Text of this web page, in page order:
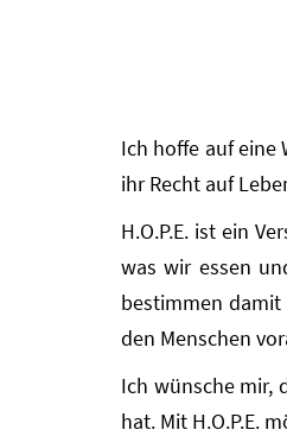
Ich hoffe auf eine
ihr Recht auf
H.O.P.E. ist ein
was wir essen
bestimmen
den Menschen
Ich wünsche mir,
hat. Mit H.O.P.E.